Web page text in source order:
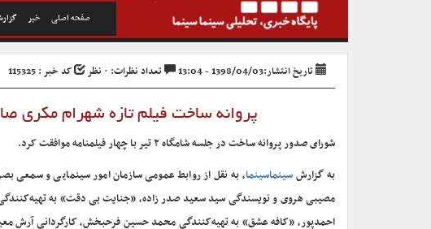
صفحه اصلی خبر
تاریخ انتشار:1398/04/03 - 13:04 تعداد نظرات: ۰ نظر کد خبر : 115325
پروانه ساخت فیلم تازه شهرام مکری صادر شد/ ۴ فیلمنامه
شورای صدور پروانه ساخت در جلسه شامگاه ۲ تیر با چهار فیلمنامه موافقت کرد.
به گزارشسینماسینما، به نقل از روابط عمومی سازمان امور سینمایی و سمعی
مصیبی هروی و نویسندگی سید سعید صدر زاده، «جنایت بی دقت» به
احمدپور، «کافه عشق» به تهیه‌کنندگی محمد حسین فرحبخش، کارگردانی آرش